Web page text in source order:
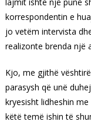
lajmit ishte një punë
korrespondentin e
jo vetëm intervista
realizonte brenda një
Kjo, me gjithë
parasysh që unë
kryesisht lidheshin
këtë temë ishin të